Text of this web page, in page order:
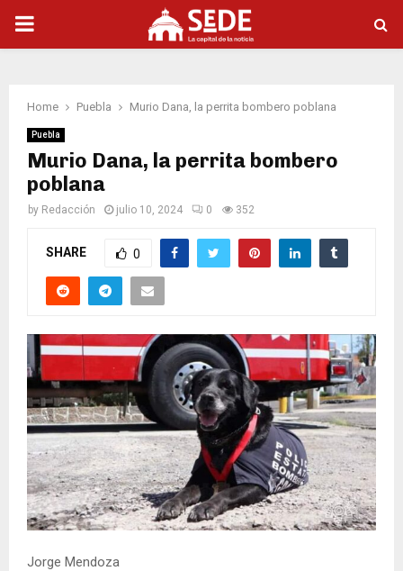
PRIMARY
Home Puebla Murio Dana, la perrita bombero poblana
Puebla
Murio Dana, la perrita bombero
poblana
by Redacción julio 10, 2024 0 352
SHARE 0
Jorge Mendoza